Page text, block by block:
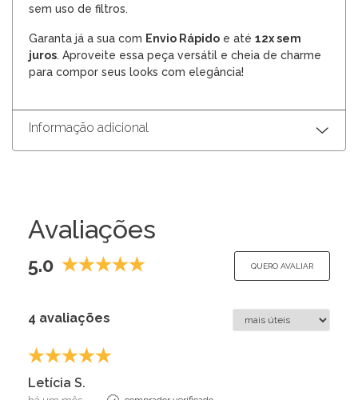
sem uso de filtros.
Garanta já a sua com Envio Rápido e até 12x sem
juros. Aproveite essa peça versátil e cheia de charme
para compor seus looks com elegância!
Informação adicional
Avaliações
5.0 QUERO AVALIAR
4 avaliações
Letícia S.